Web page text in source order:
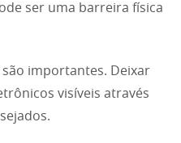
ser uma barreira física
importantes. Deixar
visíveis através